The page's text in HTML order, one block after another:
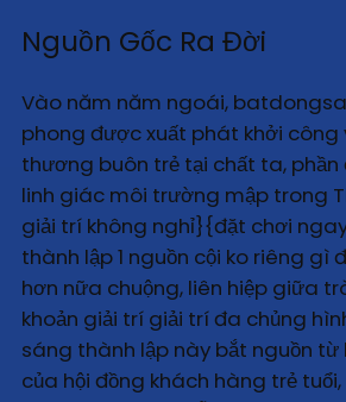
Nguồn Gốc Ra Đời
Vào năm năm ngoái,
phong được xuất phát khởi công
thương buôn trẻ tại chất ta,
linh giác môi trường mập trong
giải trí không nghỉ}{đặt chơi
thành lập 1 nguồn cội ko riêng gì
hơn nữa chuộng, liên hiệp giữa
khoản giải trí giải trí đa chủng
sáng thành lập này bắt nguồn từ
của hội đồng khách hàng trẻ